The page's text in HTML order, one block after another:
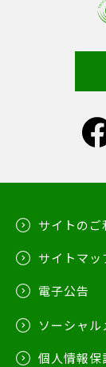
サイトのご
サイトマッ
電子公告
ソーシャ
個人情報保